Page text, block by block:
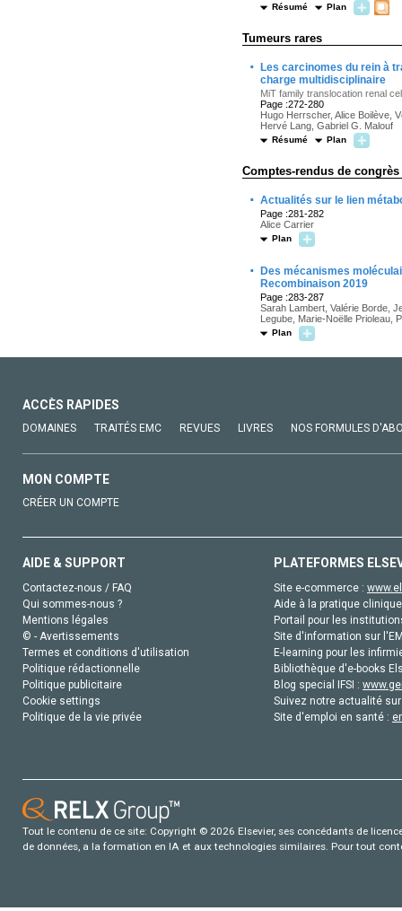
Résumé Plan
Tumeurs rares
·
Les carcinomes du rein à
charge multidisciplinaire
MiT family translocation renal
Page :272-280
Hugo Herrscher, Alice Boilève,
Hervé Lang, Gabriel G. Malouf
Résumé Plan
Comptes-rendus de congrès
· Actualités sur le lien
Page :281-282
Alice Carrier
Plan
·
Des mécanismes
Recombinaison 2019
Page :283-287
Sarah Lambert, Valérie Borde,
Legube, Marie-Noëlle Prioleau,
Plan
ACCÈS RAPIDES
DOMAINES TRAITÉS EMC REVUES LIVRES NOS FORMULES
MON COMPTE
CRÉER UN COMPTE
AIDE & SUPPORT
Contactez-nous / FAQ
Qui sommes-nous ?
Mentions légales
© - Avertissements
Termes et conditions d'utilisation
Politique rédactionnelle
Politique publicitaire
Cookie settings
Politique de la vie privée
PLATEFORMES
Site e-commerce :
Aide à la pratique
Portail pour les
Site d'information sur
E-learning pour les
Bibliothèque d'e-books
Blog special IFSI :
Suivez notre actualité
Site d'emploi en santé :
Tout le contenu de ce site: Copyright © 2026 Elsevier, ses concédants de
de données, a la formation en IA et aux technologies similaires. Pour tout